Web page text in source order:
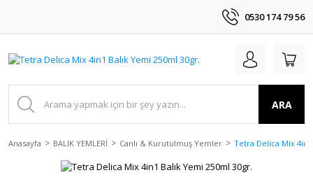
0530 174 79 56
ARA
Anasayfa BALIK YEMLERİ Canlı & Kurutulmuş Yemler Tetra Delica Mix